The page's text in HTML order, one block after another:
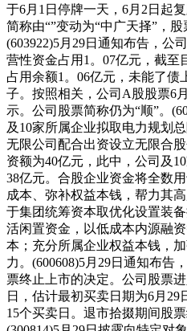
于6月1日停牌一天，6月2日起
简称由“”变动为“中广天择”，
(603922)5月29日通知布告，公
营性资金占用1。07亿元，截至
占用余额1。06亿元，未能了债
子。按照相关，公司A股股票6
示。公司股票简称仍为“顺”。
及10家所属企业拟取电力规划
无限公司配合出资设立无限合
资额为40亿元，此中，公司及
38亿元。合股企业资金将全数
成本、弥补权益本钱，帮力其
于集团统筹资本取优化设置装
活闲置资金，以低成本内源融
本；充分所属企业权益本钱，
力。(600608)5月29日通知布告
票终止上市的决定。公司股票
日，估计最初买卖日期为6月
15个买卖日。退市拾掇期间股